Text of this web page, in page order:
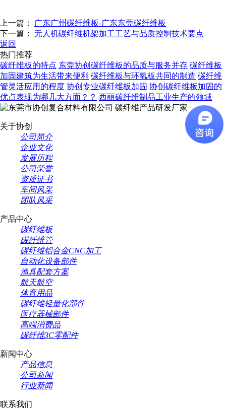
上一篇：
广东广州碳纤维板-广东东莞碳纤维板
下一篇：
无人机碳纤维机架加工工艺与品质控制技术要点
返回
热门推荐
碳纤维板的特点 东莞协创碳纤维板的品质与服务并存 碳纤维板
加固建筑为生活带来便利 碳纤维板与环氧板共同的制造 碳纤维
管灵活应用的程度 协创专业碳纤维板加固 协创碳纤维板加固的
优点表现为哪几大方面？？ 西丽碳纤维制品工业生产的领域
碳纤维产品研发厂家
关于协创
公司简介
企业文化
发展历程
公司荣誉
资质证书
车间风采
团队风采
产品中心
碳纤维板
碳纤维管
碳纤维铝合金CNC加工
自动化设备部件
渔具配套方案
航天航空
体育用品
碳纤维轻量化部件
医疗器械部件
高端消费品
碳纤维3C零配件
新闻中心
产品信息
公司新闻
行业新闻
联系我们